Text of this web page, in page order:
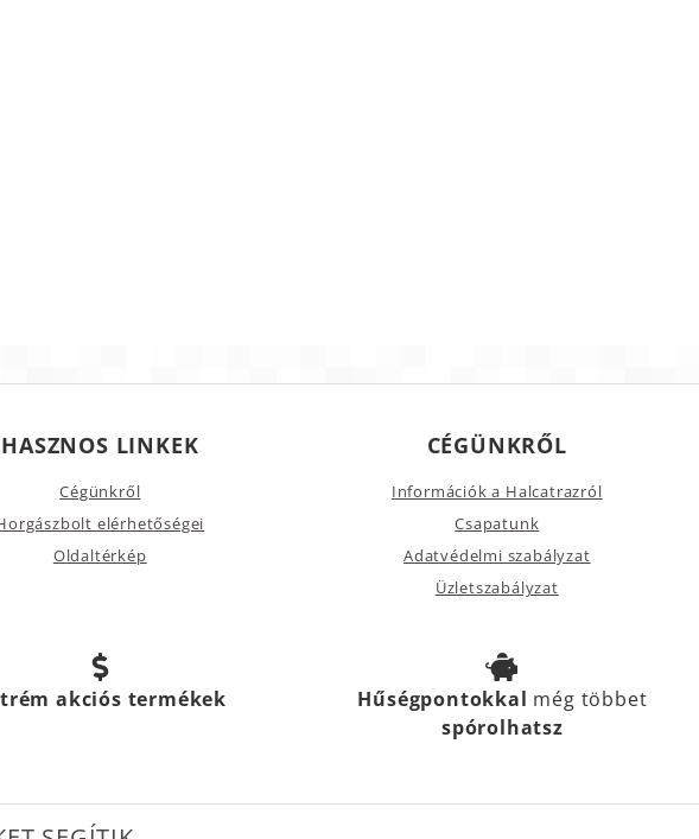
HASZNOS LINKEK
Cégünkről
elérhetőségei
Oldaltérkép
CÉGÜNKRŐL
Információk a Halcatrazról
Csapatunk
Adatvédelmi szabályzat
Üzletszabályzat
akciós termékek Hűségpontokkal még többet
spórolhatsz